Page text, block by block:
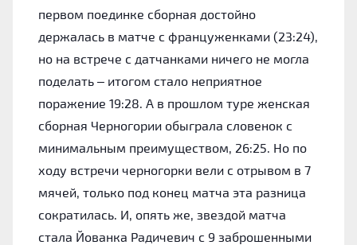
первом поединке сборная достойно
держалась в матче с француженками (23:24),
но на встрече с датчанками ничего не могла
поделать – итогом стало неприятное
поражение 19:28. А в прошлом туре женская
сборная Черногории обыграла словенок с
минимальным преимуществом, 26:25. Но по
ходу встречи черногорки вели с отрывом в 7
мячей, только под конец матча эта разница
сократилась. И, опять же, звездой матча
стала Йованка Радичевич с 9 заброшенными